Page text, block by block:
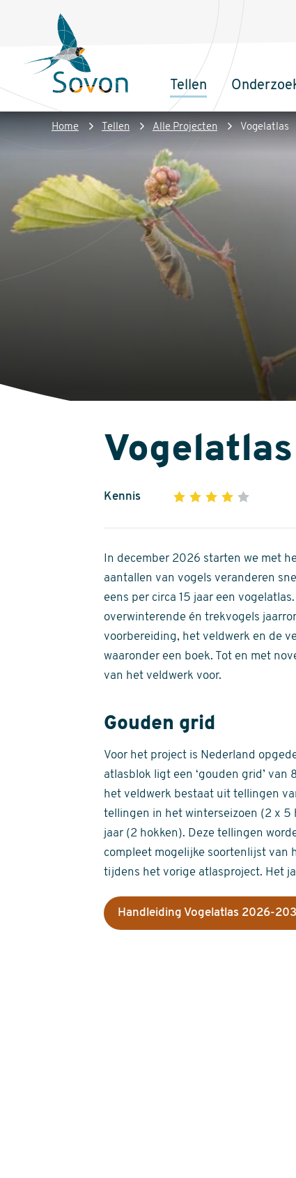
inhoud
Sovon
Homepage
Tellen
Kruimelpad
Home Tellen Alle Projecten Vogelatlas
Vogelatlas
Kennis 1 2 3 4
of
5
stars
In december 2026 starten we met
aantallen van vogels veranderen
eens per circa 15 jaar een
overwinterende én trekvogels
voorbereiding, het veldwerk en de
waaronder een boek. Tot en met
van het veldwerk voor.
Gouden grid
Voor het project is Nederland
atlasblok ligt een ‘gouden grid’ van
het veldwerk bestaat uit tellingen
tellingen in het winterseizoen (2 x 5
jaar (2 hokken). Deze tellingen
compleet mogelijke soortenlijst van
tijdens het vorige atlasproject. Het
Handleiding Vogelatlas 2026-